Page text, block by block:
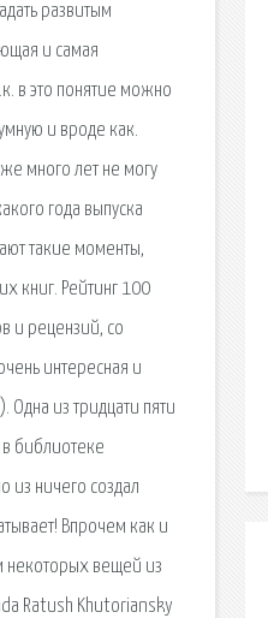
развитым
и самая
в это понятие можно
и вроде как.
много лет не могу
года выпуска
такие моменты,
книг. Рейтинг 100
и рецензий, со
интересная и
из тридцати пяти
в библиотеке
из ничего создал
Впрочем как и
некоторых вещей из
Ratush Khutoriansky